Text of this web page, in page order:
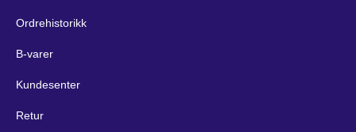
Ordrehistorikk
B-varer
Kundesenter
Retur